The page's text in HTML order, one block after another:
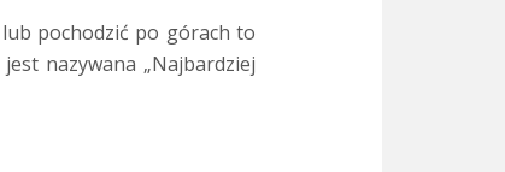
pochodzić po górach to
nazywana „Najbardziej